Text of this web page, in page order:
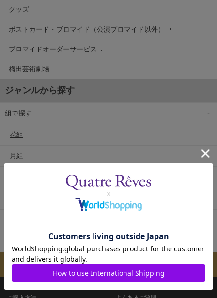
グッズ
ポストカード・ブロマイド（公演ブロマイド以外）
ブロマイドオーダーサービス
梅田芸術劇場
ジャンルから探す
組で探す
花組
月組
メールマガジンのご案内